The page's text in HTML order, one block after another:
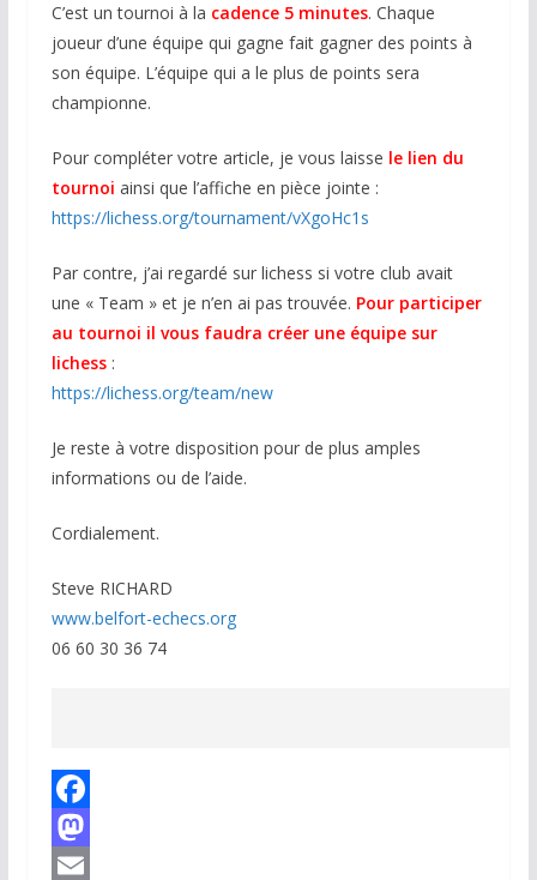
C’est un tournoi à la cadence 5 minutes. Chaque
joueur d’une équipe qui gagne fait gagner des points à
son équipe. L’équipe qui a le plus de points sera
championne.
Pour compléter votre article, je vous laisse le lien du
tournoi ainsi que l’affiche en pièce jointe :
https://lichess.org/tournament/vXgoHc1s
Par contre, j’ai regardé sur lichess si votre club avait
une « Team » et je n’en ai pas trouvée. Pour participer
au tournoi il vous faudra créer une équipe sur
lichess:
https://lichess.org/team/new
Je reste à votre disposition pour de plus amples
informations ou de l’aide.
Cordialement.
Steve RICHARD
www.belfort-echecs.org
06 60 30 36 74
F
aM